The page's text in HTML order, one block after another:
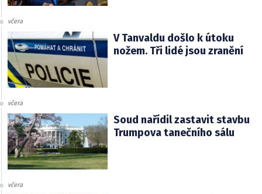
včera
V Tanvaldu došlo k útoku
nožem. Tři lidé jsou zranění
včera
Soud nařídil zastavit stavbu
Trumpova tanečního sálu
včera